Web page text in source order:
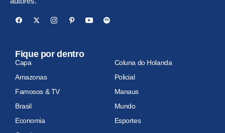
Fique por dentro
Capa
Coluna do Holanda
Amazonas
Policial
Famosos & TV
Manaus
Brasil
Mundo
Economia
Esportes